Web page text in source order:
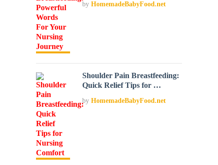
byHomemadeBabyFood.net
Shoulder Pain Breastfeeding:
Quick Relief Tips for …
byHomemadeBabyFood.net